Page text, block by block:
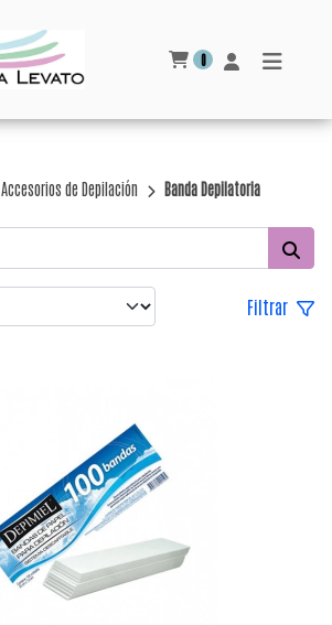
0
Accesorios de Depilación Banda Depilatoria
Filtrar